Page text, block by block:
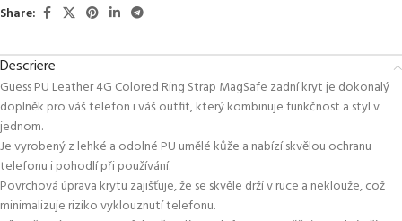
Share:
Descriere
Guess PU Leather 4G Colored Ring Strap MagSafe zadní kryt je dokonalý
doplněk pro váš telefon i váš outfit, který kombinuje funkčnost a styl v
jednom.
Je vyrobený z lehké a odolné PU umělé kůže a nabízí skvělou ochranu
telefonu i pohodlí při používání.
Povrchová úprava krytu zajišťuje, že se skvěle drží v ruce a neklouže, což
minimalizuje riziko vyklouznutí telefonu.